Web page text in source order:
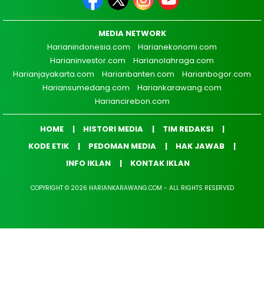
MEDIA NETWORK
Harianindonesia.com
Harianekonomi.com
Harianinvestor.com
Harianolahraga.com
Harianjayakarta.com
Harianbanten.com
Harianbogor.com
Hariansumedang.com
Hariankarawang.com
Hariancirebon.com
HOME HISTORI MEDIA
TIM REDAKSI
KODE ETIK
PEDOMAN MEDIA
HAK JAWAB
INFO IKLAN
KONTAK IKLAN
COPYRIGHT © 2026 HARIANKARAWANG.COM - ALL RIGHTS RESERVED